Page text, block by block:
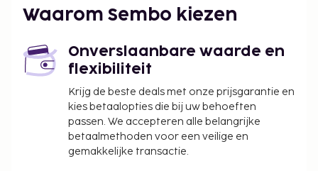
De dichtsbijzijnde luchthaven is Denpasar (DPS-
Ngurah Rai Intl.) - 48 km
Enkele van de voorzieningen zijn een
stomerij/wasserijservice, een wasserij en een
waterkoeler. Ter plaatse heb je gratis
parkeerplaatsen. Geniet van recreatieve
voorzieningen zoals een buitenzwembad en
fietsenverhuur. Andere kenmerken van deze villa
zijn gratis wifi, hulp bij uitstapjes/tickets en
Waarom Sembo kiezen
Onverslaanbare waarde en
flexibiliteit
Krijg de beste deals met onze prijsgarantie en
kies betaalopties die bij uw behoeften
passen. We accepteren alle belangrijke
betaalmethoden voor een veilige en
gemakkelijke transactie.